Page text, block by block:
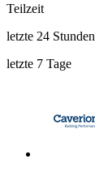
Teilzeit
letzte 24 Stunden
letzte 7 Tage